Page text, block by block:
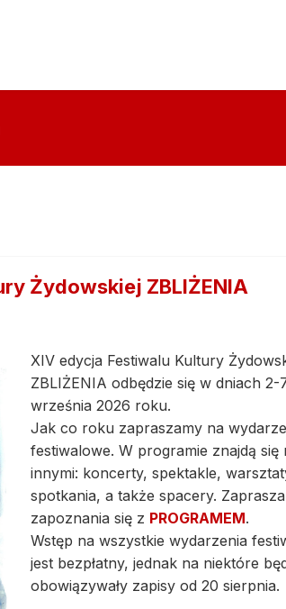
Żydowskiej ZBLIŻENIA
XIV edycja Festiwalu Kultury
ZBLIŻENIA odbędzie się w dniach 2-
września 2026 roku.
Jak co roku zapraszamy na
festiwalowe. W programie znajdą się
innymi: koncerty, spektakle,
spotkania, a także spacery.
zapoznania się z PROGRAMEM.
Wstęp na wszystkie wydarzenia
jest bezpłatny, jednak na niektóre
obowiązywały zapisy od 20 sierpnia.